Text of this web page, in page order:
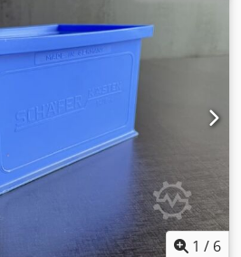
robusta, industrial • Bomba
industrial Motor eléctrico:
Potencia: 37 kW • Alimentación:
• Revoluciones: aprox.
industrial, refrigeración IC411
instalado sobre bastidor con la
usado • Señales visuales
ni daños en el cuerpo • Ejes y
• Se vende como conjunto:
Información adicional: • Ideal
instalaciones tecnológicas,
agua de proceso • El precio es
1 / 6